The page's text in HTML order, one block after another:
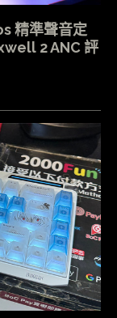
精準聲音定
2 ANC 評